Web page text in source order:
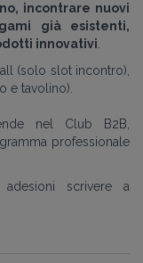
incontrare nuovi
già esistenti,
innovativi
(solo slot incontro),
e tavolino).
nel Club B2B,
professionale
scrivere a